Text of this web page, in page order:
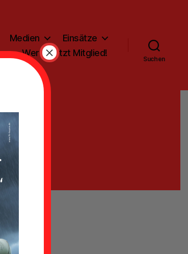
Medien
Einsätze
Werde jetzt Mitglied!
Suchen
×